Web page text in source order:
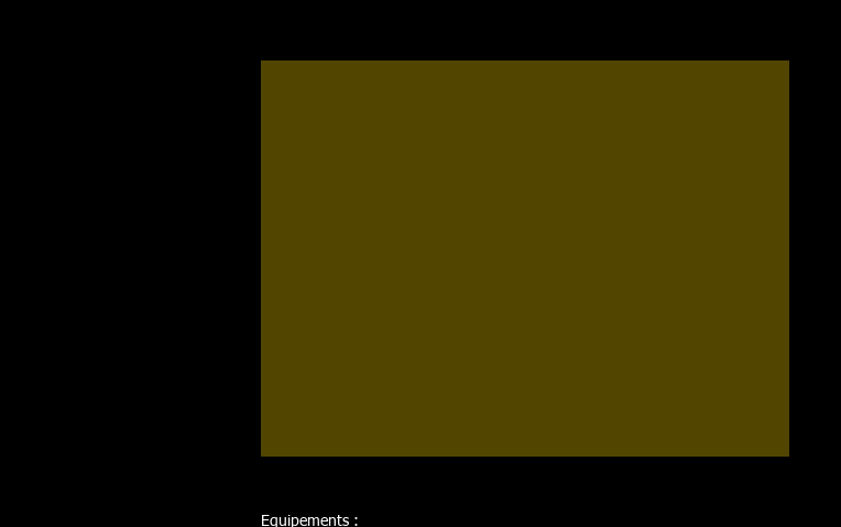
Equipements :